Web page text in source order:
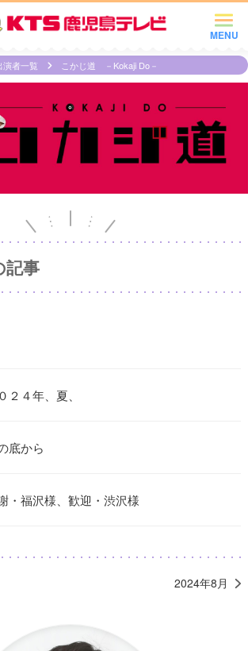
MENU
演者一覧 こかじ道 －Kokaji Do－
記事
２４年、夏、
底から
・福沢様、歓迎・渋沢様
2024年8月